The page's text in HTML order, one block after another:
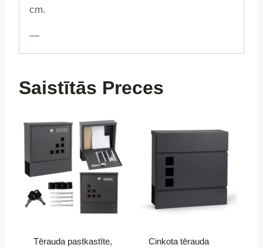
cm.
—
Saistītās Preces
Tērauda pastkastīte,
Cinkota tērauda